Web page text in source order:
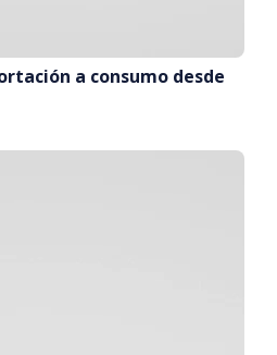
a consumo desde